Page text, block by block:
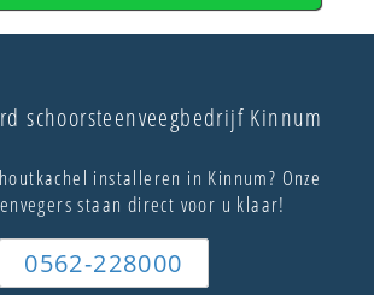
schoorsteenveegbedrijf Kinnum
installeren in Kinnum? Onze
staan direct voor u klaar!
0562-228000